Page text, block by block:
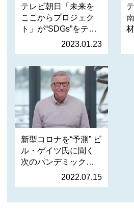
テレビ朝日「未来を
ここからプロジェク
ト」が“SDGs”をテー
2023.01.23
新型コロナを“予測” ビ
ル・ゲイツ氏に聞く
次のパンデミック、
2022.07.15